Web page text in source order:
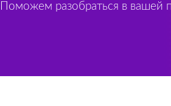
Поможем разобраться в вашей